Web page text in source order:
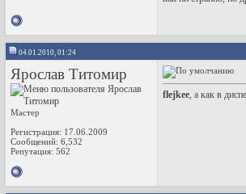
04.01.2010, 01:24
Ярослав Титомир
Мастер
Регистрация: 17.06.2009
Сообщений: 6,532
Репутация: 562
flejkee, а как в